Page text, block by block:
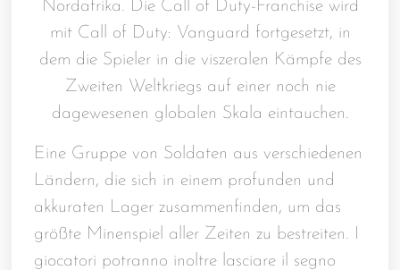
Nordafrika. Die Call of Duty-Franchise wird
mit Call of Duty: Vanguard fortgesetzt, in
dem die Spieler in die viszeralen Kämpfe des
Zweiten Weltkriegs auf einer noch nie
dagewesenen globalen Skala eintauchen.
Eine Gruppe von Soldaten aus verschiedenen
Ländern, die sich in einem profunden und
akkuraten Lager zusammenfinden, um das
größte Minenspiel aller Zeiten zu bestreiten. I
giocatori potranno inoltre lasciare il segno